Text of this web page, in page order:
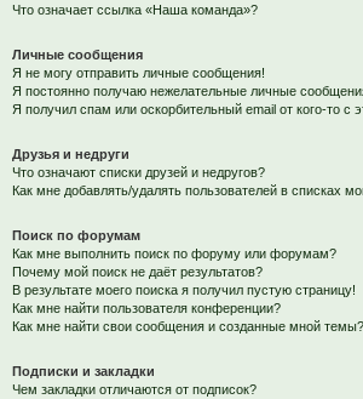
Что означает ссылка «Наша команда»?
Личные сообщения
Я не могу отправить личные сообщения!
Я постоянно получаю нежелательные личные
Я получил спам или оскорбительный email от кого-то с
Друзья и недруги
Что означают списки друзей и недругов?
Как мне добавлять/удалять пользователей в списках
Поиск по форумам
Как мне выполнить поиск по форуму или форумам?
Почему мой поиск не даёт результатов?
В результате моего поиска я получил пустую страницу!
Как мне найти пользователя конференции?
Как мне найти свои сообщения и созданные мной темы?
Подписки и закладки
Чем закладки отличаются от подписок?